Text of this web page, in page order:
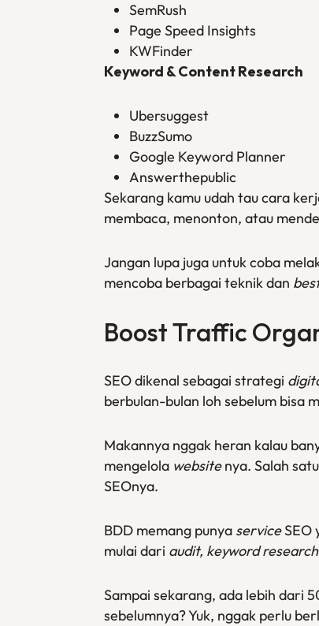
SemRush
Page Speed Insights
KWFinder
Keyword &Content Research
Ubersuggest
BuzzSumo
Google Keyword Planner
Answerthepublic
Sekarang kamu udah tau cara
membaca, menonton, atau
Jangan lupa juga untuk coba
mencoba berbagai teknik dan
BoostTraffic
SEO dikenal sebagai strategi
berbulan-bulan loh sebelum bisa
Makannya nggak heran kalau
mengelola websitenya. Salah
SEOnya.
BDD memang punya serviceSEO
mulai dari audit, keyword
Sampai sekarang, ada lebih dari
sebelumnya? Yuk, nggak perlu